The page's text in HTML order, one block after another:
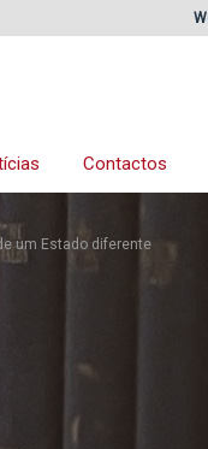
Contactos
um Estado diferente